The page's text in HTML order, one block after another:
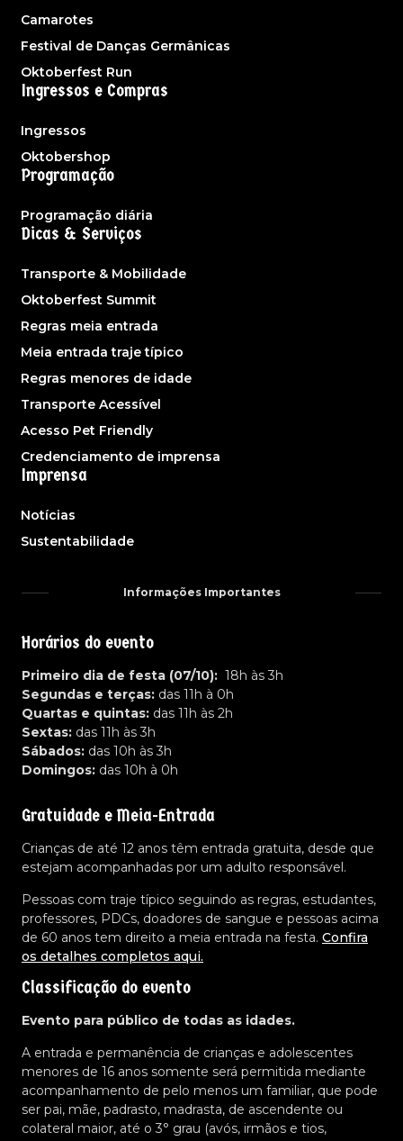
Camarotes
Festival de Danças Germânicas
Oktoberfest Run
Ingressos e Compras
Ingressos
Oktobershop
Programação
Programação diária
Dicas & Serviços
Transporte & Mobilidade
Oktoberfest Summit
Regras meia entrada
Meia entrada traje típico
Regras menores de idade
Transporte Acessível
Acesso Pet Friendly
Credenciamento de imprensa
Imprensa
Notícias
Sustentabilidade
Informações Importantes
Horários do evento
Primeiro dia de festa (07/10): 18h às 3h
Segundas e terças: das 11h à 0h
Quartas e quintas: das 11h às 2h
Sextas: das 11h às 3h
Sábados: das 10h às 3h
Domingos: das 10h à 0h
Gratuidade e Meia-Entrada
Crianças de até 12 anos têm entrada gratuita, desde que
estejam acompanhadas por um adulto responsável.
Pessoas com traje típico seguindo as regras, estudantes,
professores, PDCs, doadores de sangue e pessoas acima
de 60 anos tem direito a meia entrada na festa. Confira
os detalhes completos aqui.
Classificação do evento
Evento para público de todas as idades.
A entrada e permanência de crianças e adolescentes
menores de 16 anos somente será permitida mediante
acompanhamento de pelo menos um familiar, que pode
ser pai, mãe, padrasto, madrasta, de ascendente ou
colateral maior, até o 3° grau (avós, irmãos e tios,